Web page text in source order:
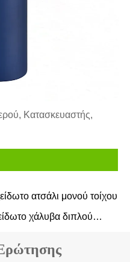
Κατασκευαστής,
ατσάλι μονού τοίχου
χάλυβα διπλού